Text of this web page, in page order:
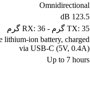
Omnidirectional
123.5 dB
TX: 35 گرم - RX: 36 گرم
lithium-ion battery, charged
via USB-C (5V, 0.4A)
Up to 7 hours